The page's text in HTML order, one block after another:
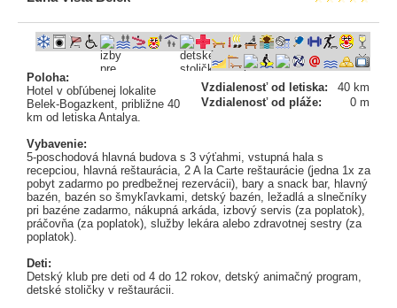
Vzdialenosť od letiska:
40 km
Vzdialenosť od pláže:
0 m
Poloha:
Hotel v obľúbenej lokalite
Belek-Bogazkent, približne 40
km od letiska Antalya.
Vybavenie:
5-poschodová hlavná budova s 3 výťahmi, vstupná hala s
recepciou, hlavná reštaurácia, 2 A la Carte reštaurácie (jedna 1x za
pobyt zadarmo po predbežnej rezervácii), bary a snack bar, hlavný
bazén, bazén so šmykľavkami, detský bazén, ležadlá a slnečníky
pri bazéne zadarmo, nákupná arkáda, izbový servis (za poplatok),
práčovňa (za poplatok), služby lekára alebo zdravotnej sestry (za
poplatok).
Deti:
Detský klub pre deti od 4 do 12 rokov, detský animačný program,
detské stoličky v reštaurácii.